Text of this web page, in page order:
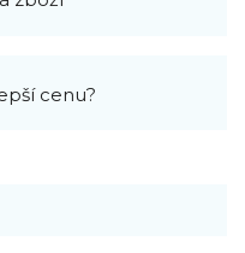
cenu?